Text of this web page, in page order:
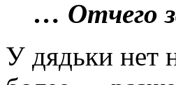
… Отчего
У дядьки нет